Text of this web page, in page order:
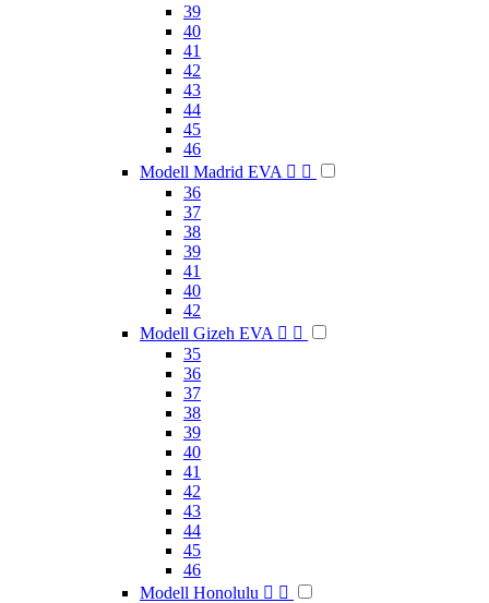
39
40
41
42
43
44
45
46
Modell Madrid EVA  
36
37
38
39
41
40
42
Modell Gizeh EVA  
35
36
37
38
39
40
41
42
43
44
45
46
Modell Honolulu  